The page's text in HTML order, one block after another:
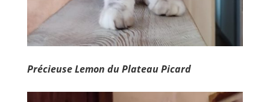
Précieuse Lemon du Plateau Picard